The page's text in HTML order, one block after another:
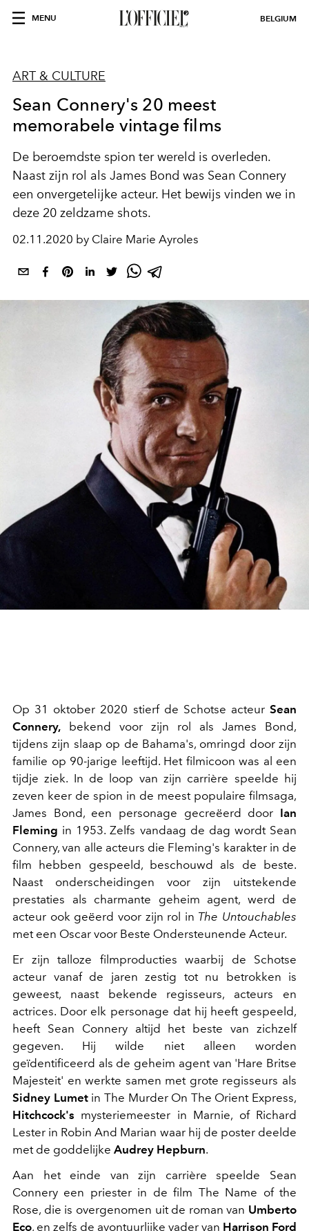
MENU BELGIUM
ART & CULTURE
Sean Connery's 20 meest
memorabele vintage films
De beroemdste spion ter wereld is overleden.
Naast zijn rol als James Bond was Sean Connery
een onvergetelijke acteur. Het bewijs vinden we in
deze 20 zeldzame shots.
02.11.2020 by Claire Marie Ayroles
Op 31 oktober 2020 stierf de Schotse acteurSean
Connery, bekend voor zijn rol als James Bond,
tijdens zijn slaap op de Bahama's, omringd door zijn
familie op 90-jarige leeftijd. Het filmicoon was al een
tijdje ziek. In de loop van zijn carrière speelde hij
zeven keer de spion in de meest populaire filmsaga,
James Bond, een personage gecreëerd door Ian
Fleming in 1953. Zelfs vandaag de dag wordt Sean
Connery, van alle acteurs die Fleming's karakter in de
film hebben gespeeld, beschouwd als de beste.
Naast onderscheidingen voor zijn uitstekende
prestaties als charmante geheim agent, werd de
acteur ook geëerd voor zijn rol in The Untouchables
met een Oscar voor Beste Ondersteunende Acteur.
Er zijn talloze filmproducties waarbij de Schotse
acteur vanaf de jaren zestig tot nu betrokken is
geweest, naast bekende regisseurs, acteurs en
actrices. Door elk personage dat hij heeft gespeeld,
heeft Sean Connery altijd het beste van zichzelf
gegeven. Hij wilde niet alleen worden
geïdentificeerd als de geheim agent van 'Hare Britse
Majesteit' en werkte samen met grote regisseurs als
Sidney Lumetin The Murder On The Orient Express,
Hitchcock's mysteriemeester in Marnie, of Richard
Lester in Robin And Marian waar hij de poster deelde
met de goddelijke Audrey Hepburn.
Aan het einde van zijn carrière speelde Sean
Connery een priester in de film The Name of the
Rose, die is overgenomen uit de roman van Umberto
Eco, en zelfs de avontuurlijke vader van Harrison Ford